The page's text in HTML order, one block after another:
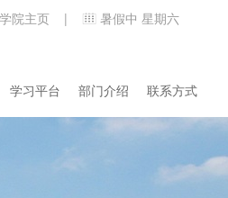
学院主页 | 暑假中 星期六
学习平台 部门介绍 联系方式